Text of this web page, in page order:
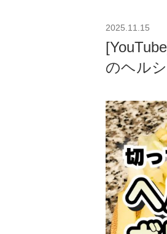
稿
2025.11.15
のヘル